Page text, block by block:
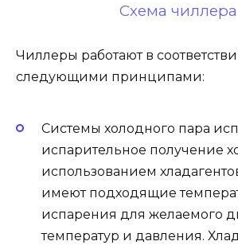
Схема чиллера
Чиллеры работают в
следующими принципами:
Системы холодного пара
испарительное получение
использованием
имеют подходящие
испарения для желаемого
температур и давления.